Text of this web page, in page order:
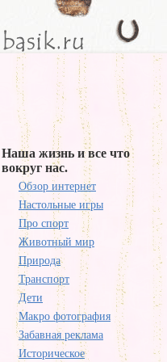
Наша жизнь и все что
вокруг нас.
Обзор интернет
Настольные игры
Про спорт
Животный мир
Природа
Транспорт
Дети
Макро фотография
Забавная реклама
Историческое